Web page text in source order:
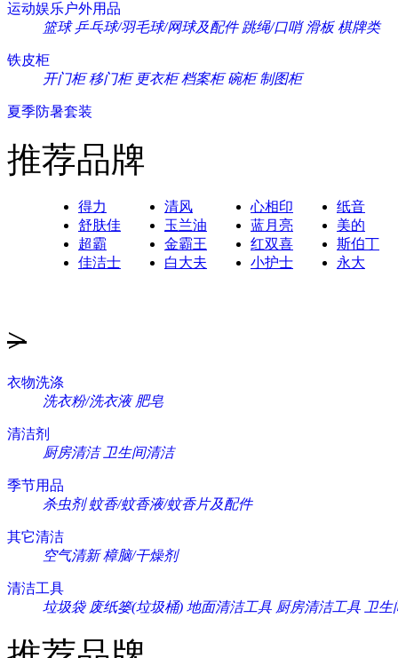
运动娱乐户外用品
篮球 乒乓球/羽毛球/网球及配件 跳绳/口哨 滑板 棋牌类
铁皮柜
开门柜 移门柜 更衣柜 档案柜 碗柜 制图柜
夏季防暑套装
推荐品牌
得力 清风 心相印
纸音
舒肤佳
玉兰油 蓝月亮
美的
超霸
金霸王 红双喜
斯伯丁
佳洁士
白大夫 小护士 永大
>
衣物洗涤
洗衣粉/洗衣液 肥皂
清洁剂
厨房清洁 卫生间清洁
季节用品
杀虫剂 蚊香/蚊香液/蚊香片及配件
其它清洁
空气清新 樟脑/干燥剂
清洁工具
垃圾袋 废纸篓(垃圾桶) 地面清洁工具 厨房清洁工具 卫